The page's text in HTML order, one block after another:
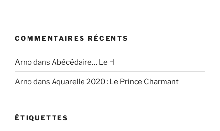
COMMENTAIRES RÉCENTS
Arnodans Abécédaire… Le H
Arnodans Aquarelle 2020 : Le Prince Charmant
ÉTIQUETTES